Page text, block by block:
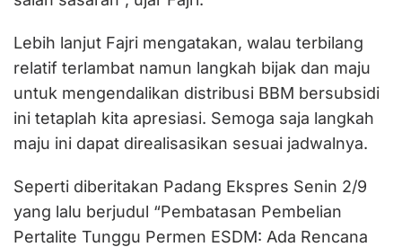
Lebih lanjut Fajri mengatakan, walau terbilang
relatif terlambat namun langkah bijak dan maju
untuk mengendalikan distribusi BBM bersubsidi
ini tetaplah kita apresiasi. Semoga saja langkah
maju ini dapat direalisasikan sesuai jadwalnya.
Seperti diberitakan Padang Ekspres Senin 2/9
yang lalu berjudul “Pembatasan Pembelian
Pertalite Tunggu Permen ESDM: Ada Rencana